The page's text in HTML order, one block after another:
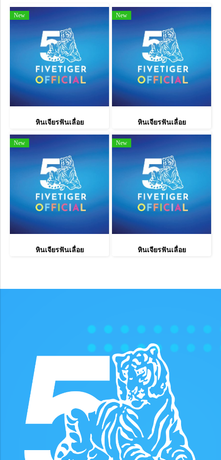
New
หินเจียรฟันเลื่อย
New
หินเจียรฟันเลื่อย
New
หินเจียรฟันเลื่อย
New
หินเจียรฟันเลื่อย